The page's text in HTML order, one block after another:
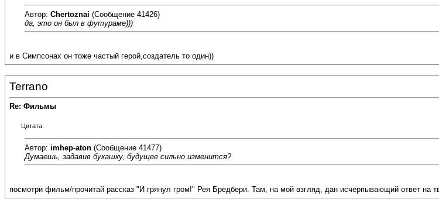
Автор: Chertoznai (Сообщение 41426)
да, это он был в футураме)))
и в Симпсонах он тоже частый герой,создатель то один))
Terrano
Re: Фильмы
Цитата:
Автор: imhep-aton (Сообщение 41477)
Думаешь, задавив букашку, будущее сильно изменится?
посмотри фильм/прочитай рассказ "И грянул гром!" Рея Бредбери. Там, на мой взгляд, дан исчерпывающий ответ на